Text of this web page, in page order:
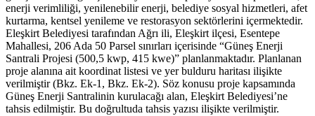
enerji verimliliği, yenilenebilir enerji, belediye sosyal hizmetleri, afet
kurtarma, kentsel yenileme ve restorasyon sektörlerini içermektedir.
Eleşkirt Belediyesi tarafından Ağrı ili, Eleşkirt ilçesi, Esentepe
Mahallesi, 206 Ada 50 Parsel sınırları içerisinde “Güneş Enerji
Santrali Projesi (500,5 kwp, 415 kwe)” planlanmaktadır. Planlanan
proje alanına ait koordinat listesi ve yer bulduru haritası ilişikte
verilmiştir (Bkz. Ek-1, Bkz. Ek-2). Söz konusu proje kapsamında
Güneş Enerji Santralinin kurulacağı alan, Eleşkirt Belediyesi’ne
tahsis edilmiştir. Bu doğrultuda tahsis yazısı ilişikte verilmiştir.